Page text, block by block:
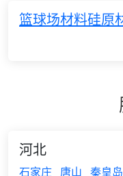
篮球场材料硅原
河北
石家庄 唐山 秦皇岛